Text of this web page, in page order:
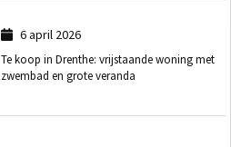
6 april 2026
Te koop in Drenthe: vrijstaande woning met
zwembad en grote veranda